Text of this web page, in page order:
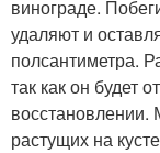
винограде.
удаляют и
полсантиметра.
так как он будет
восстановлении.
растущих на